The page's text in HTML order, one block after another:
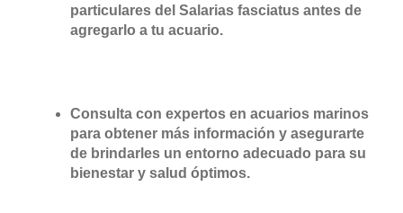
particulares del Salarias fasciatus antes de
agregarlo a tu acuario.
Consulta con expertos en acuarios marinos
para obtener más información y asegurarte
de brindarles un entorno adecuado para su
bienestar y salud óptimos.